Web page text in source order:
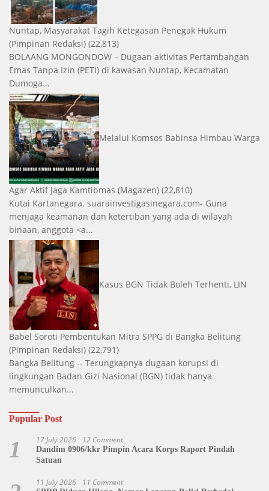
Nuntap, Masyarakat Tagih Ketegasan Penegak Hukum
(Pimpinan Redaksi) (22,813)
BOLAANG MONGONDOW – Dugaan aktivitas Pertambangan
Emas Tanpa Izin (PETI) di kawasan Nuntap, Kecamatan
Dumoga...
Melalui Komsos Babinsa Himbau Warga
Agar Aktif Jaga Kamtibmas (Magazen) (22,810)
Kutai Kartanegara. suarainvestigasinegara.com- Guna
menjaga keamanan dan ketertiban yang ada di wilayah
binaan, anggota <a...
Kasus BGN Tidak Boleh Terhenti, LIN
Babel Soroti Pembentukan Mitra SPPG di Bangka Belitung
(Pimpinan Redaksi) (22,791)
Bangka Belitung -- Terungkapnya dugaan korupsi di
lingkungan Badan Gizi Nasional (BGN) tidak hanya
memunculkan...
Popular Post
1 17 July 2026 12 Comment
Dandim 0906/kkr Pimpin Acara Korps Raport Pindah
Satuan
11 July 2026 11 Comment